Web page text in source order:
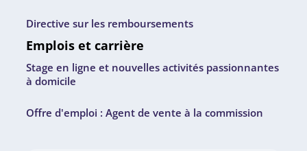
Directive sur les remboursements
Emplois et carrière
Stage en ligne et nouvelles activités passionnantes
à domicile
Offre d'emploi : Agent de vente à la commission